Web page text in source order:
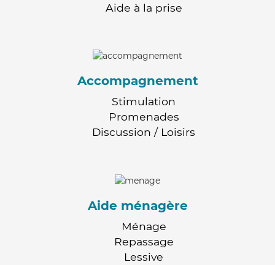
Aide à la prise
Accompagnement
Stimulation
Promenades
Discussion / Loisirs
Aide ménagère
Ménage
Repassage
Lessive